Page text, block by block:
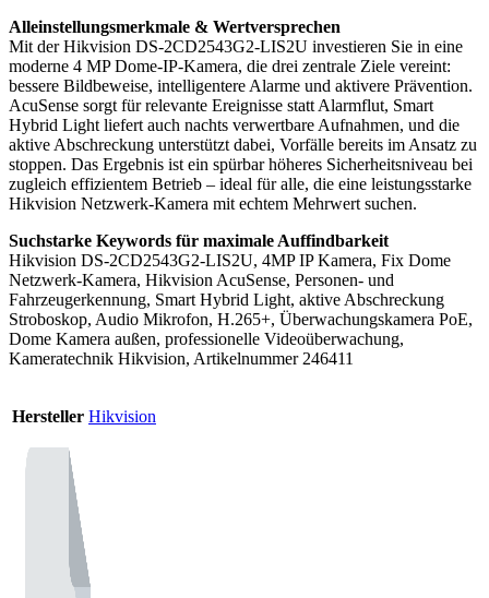
Alleinstellungsmerkmale & Wertversprechen
Mit der Hikvision DS-2CD2543G2-LIS2U investieren Sie in eine
moderne 4 MP Dome-IP-Kamera, die drei zentrale Ziele vereint:
bessere Bildbeweise, intelligentere Alarme und aktivere Prävention.
AcuSense sorgt für relevante Ereignisse statt Alarmflut, Smart
Hybrid Light liefert auch nachts verwertbare Aufnahmen, und die
aktive Abschreckung unterstützt dabei, Vorfälle bereits im Ansatz zu
stoppen. Das Ergebnis ist ein spürbar höheres Sicherheitsniveau bei
zugleich effizientem Betrieb – ideal für alle, die eine leistungsstarke
Hikvision Netzwerk-Kamera mit echtem Mehrwert suchen.
Suchstarke Keywords für maximale Auffindbarkeit
Hikvision DS-2CD2543G2-LIS2U, 4MP IP Kamera, Fix Dome
Netzwerk-Kamera, Hikvision AcuSense, Personen- und
Fahrzeugerkennung, Smart Hybrid Light, aktive Abschreckung
Stroboskop, Audio Mikrofon, H.265+, Überwachungskamera PoE,
Dome Kamera außen, professionelle Videoüberwachung,
Kameratechnik Hikvision, Artikelnummer 246411
Hersteller Hikvision